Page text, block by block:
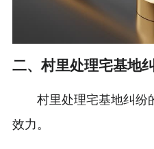
二、村里处理宅基地
村里处理宅基地纠纷
效力。